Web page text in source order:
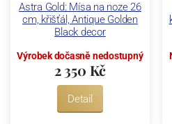
Astra Gold: Mísa na noze 26
cm, křišťál, Antique Golden
Black decor
Výrobek dočasně nedostupný
2 350 Kč
Detail